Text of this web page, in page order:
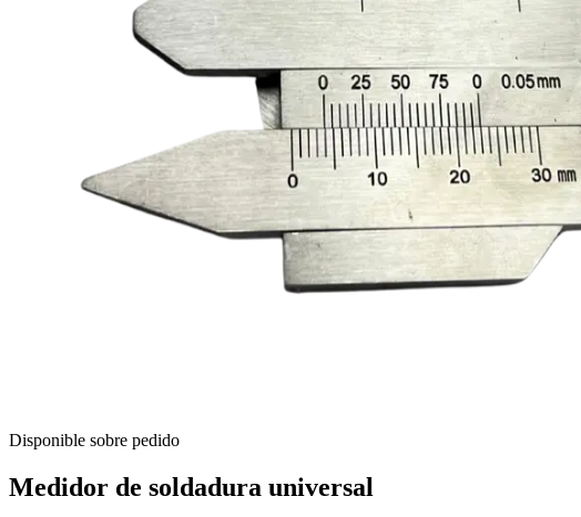
Disponible sobre pedido
Medidor de soldadura universal